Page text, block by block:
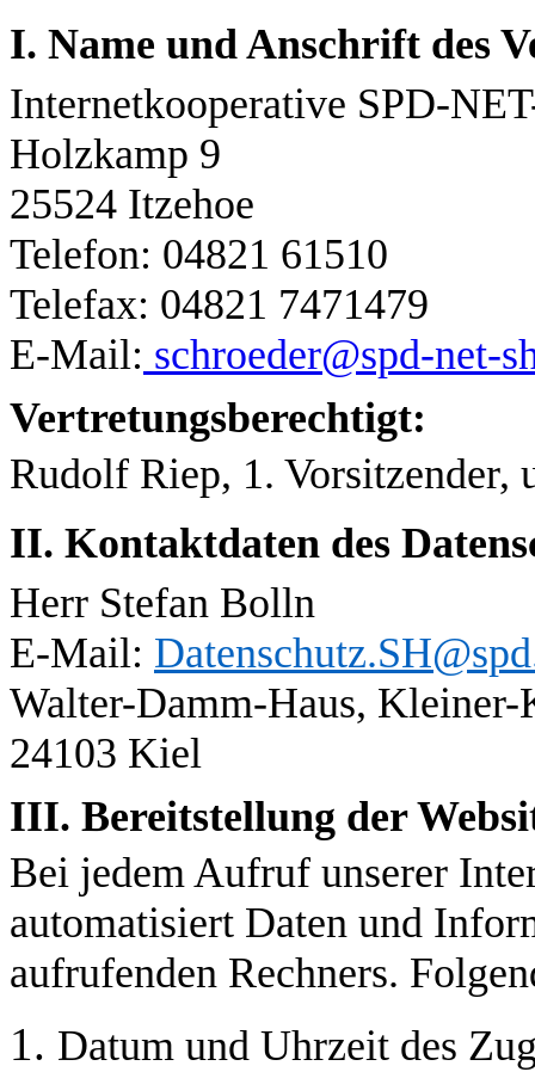
I. Name und Anschrift des
Internetkooperative SPD-
Holzkamp 9
25524 Itzehoe
Telefon: 04821 61510
Telefax: 04821 7471479
E-Mail: schroeder@spd-net-
Vertretungsberechtigt:
Rudolf Riep, 1. Vorsitzender,
II. Kontaktdaten des
Herr Stefan Bolln
E-Mail:
Walter-Damm-Haus, Kleiner-
24103 Kiel
III. Bereitstellung der
Bei jedem Aufruf unserer
automatisiert Daten und
aufrufenden Rechners.
Datum und Uhrzeit des